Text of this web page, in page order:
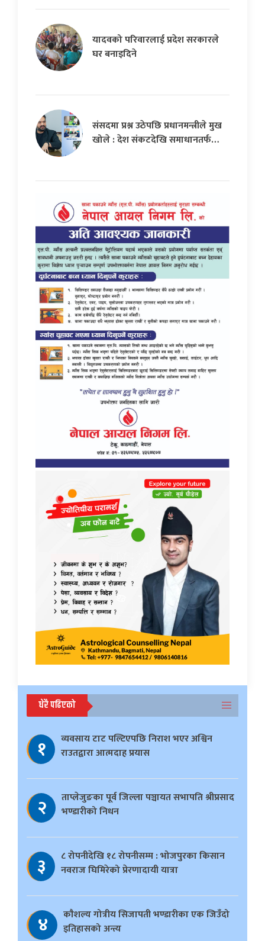
यादवको परिवारलाई प्रदेश सरकारले
घर बनाइदिने
संसदमा प्रश्न उठेपछि प्रधानमन्त्रीले मुख
खोले : देश संकटदेखि समाधानतर्फ…
धेरै पढिएको
१
व्यवसाय टाट पल्टिएपछि निराश भएर अश्विन
राउतद्वारा आत्मदाह प्रयास
२
ताप्लेजुङका पूर्व जिल्ला पञ्चायत सभापति श्रीप्रसाद
भण्डारीको निधन
३
८ रोपनीदेखि १८ रोपनीसम्म : भोजपुरका किसान
नवराज घिमिरेको प्रेरणादायी यात्रा
४
काैशल्य गोत्रीय सिजापती भण्डारीका एक जिउँदो
इतिहासको अन्त्य